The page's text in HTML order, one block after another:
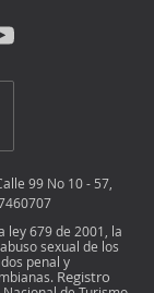
99 No 10 - 57,
ley 679 de 2001, la
sexual de los
penal y
Registro